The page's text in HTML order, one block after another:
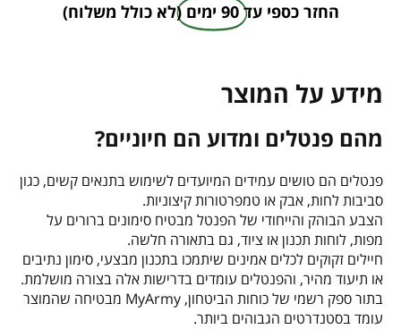
החזר כספי עד 90 ימים (לא כולל משלוח)
מידע על המוצר
מהם פנטלים ומדוע הם חיוניים?
פנטלים הם טושים עמידים המיועדים לשימוש בתנאים קשים, כגון
סביבות לחות, אבק או טמפרטורות קיצוניות.
הצבע הבוהק והייחודי של הפנטל מבטיח סימונים ברורים על
מפות, לוחות תכנון או ציוד, גם בתאורה חלשה.
חיילים זקוקים לכלים אמינים שיתמכו בתכנון מבצעי, סימון נתיבים
או תיעוד מהיר, והפנטלים עומדים בדרישות אלה בצורה מושלמת.
בתור ספק רשמי של כוחות הביטחון, MyArmy מבטיחה שהמוצר
עומד בסטנדרטים הגבוהים ביותר.